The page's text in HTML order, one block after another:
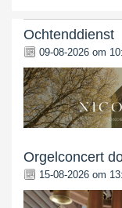
Ochtenddienst
09-08-2026 om
Orgelconcert
15-08-2026 om